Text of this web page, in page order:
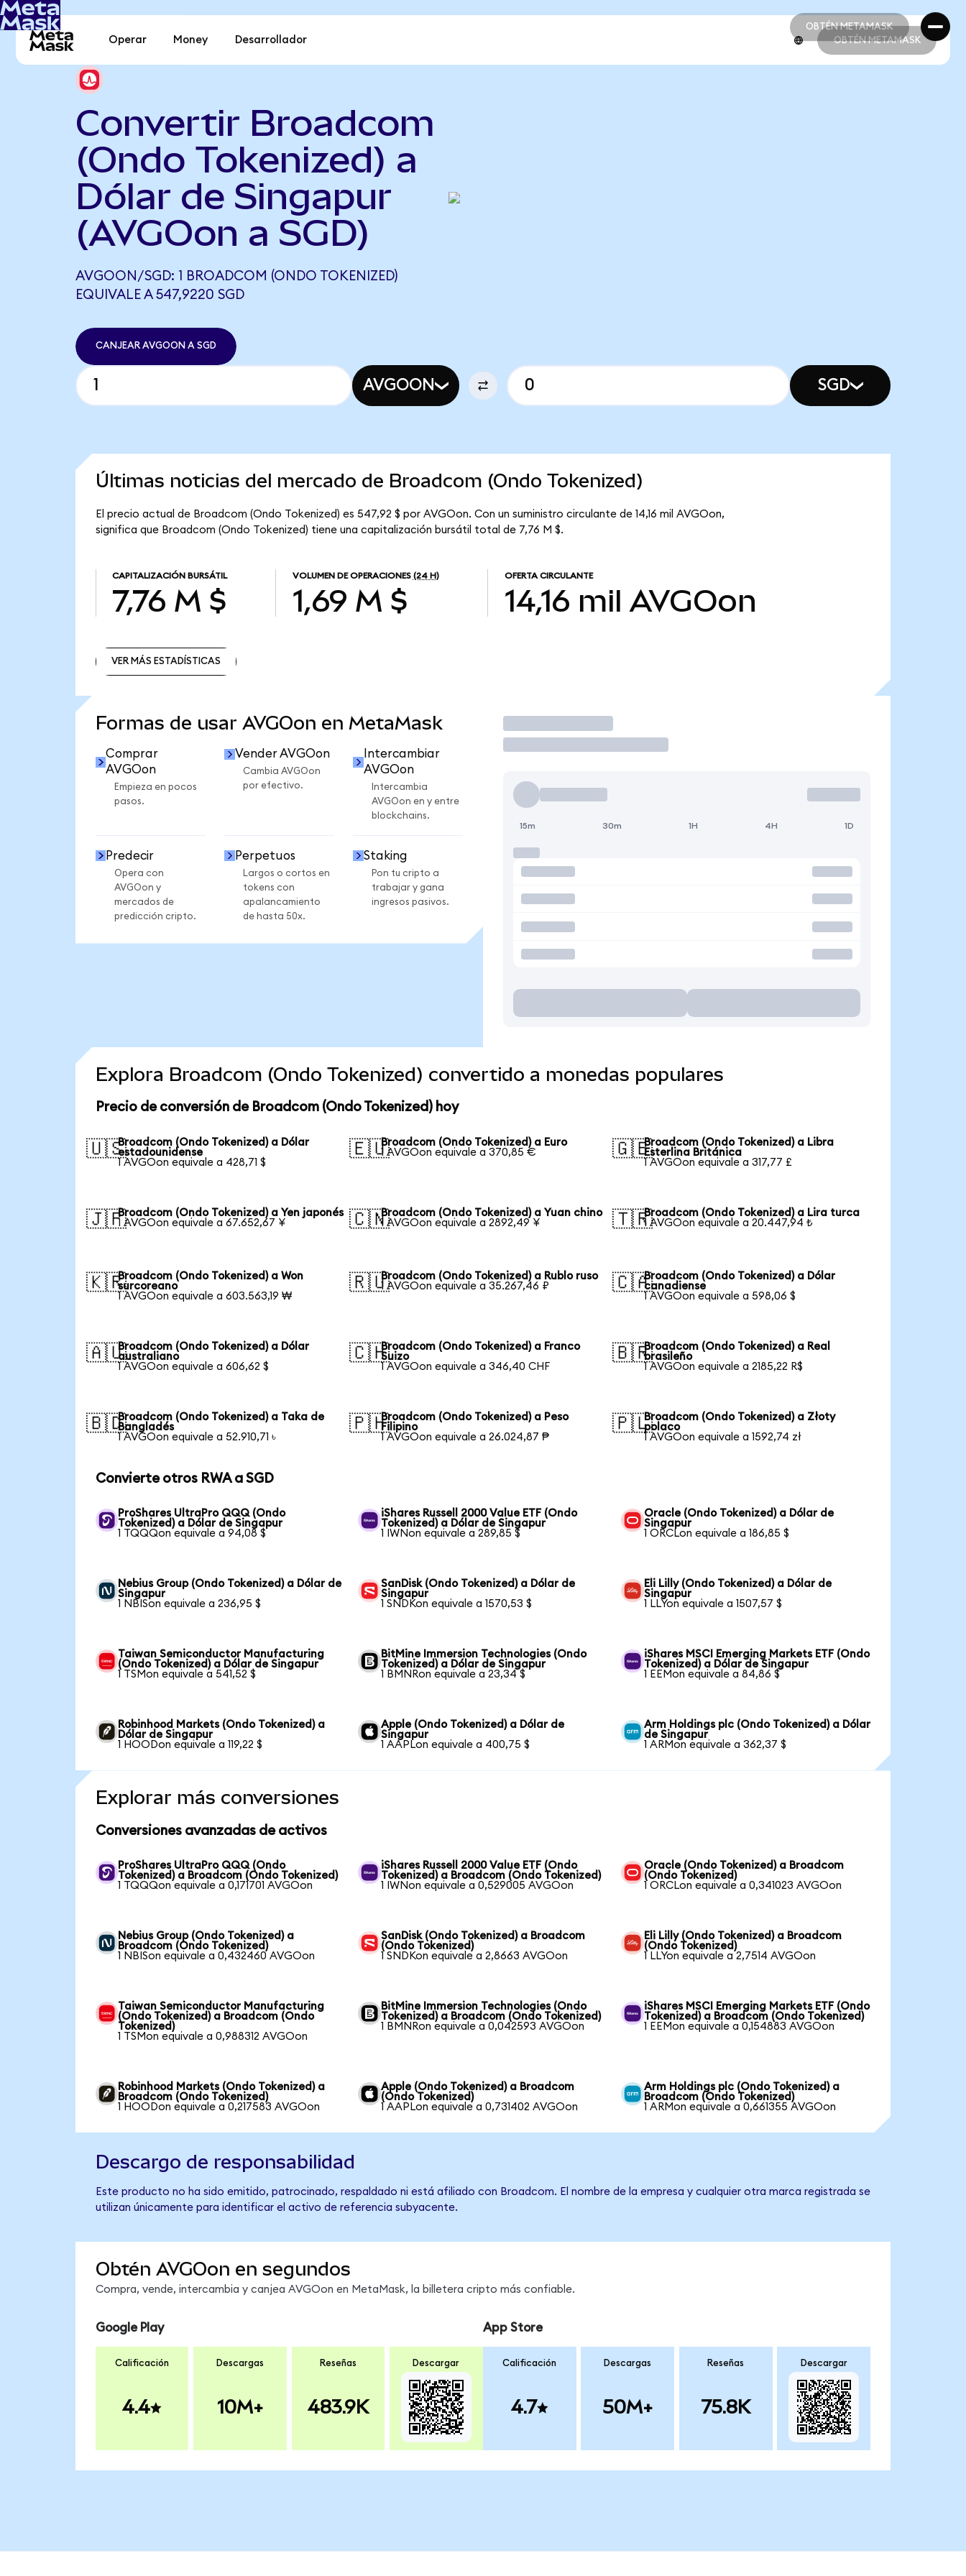
OBTÉN METAMASK
OBTÉN METAMASK
Operar Money Desarrollador OBTÉN METAMASK
Convertir Broadcom
(Ondo Tokenized) a
Dólar de Singapur
(AVGOon a SGD)
AVGOON/SGD: 1 BROADCOM (ONDO TOKENIZED)
EQUIVALE A 547,9220 SGD
CANJEAR AVGOON A SGD
AVGOON SGD
Últimas noticias del mercado de Broadcom (Ondo Tokenized)
El precio actual de Broadcom (Ondo Tokenized) es 547,92 $ por AVGOon. Con un suministro circulante de 14,16 mil AVGOon,
significa que Broadcom (Ondo Tokenized) tiene una capitalización bursátil total de 7,76 M $.
CAPITALIZACIÓN BURSÁTIL
7,76 M $
VOLUMEN DE OPERACIONES (24 H)
1,69 M $
OFERTA CIRCULANTE
14,16 mil AVGOon
VER MÁS ESTADÍSTICAS
Formas de usar AVGOon en MetaMask
Comprar
AVGOon
Empieza en pocos
pasos.
Vender AVGOon
Cambia AVGOon
por efectivo.
Intercambiar
AVGOon
Intercambia
AVGOon en y entre
blockchains.
Predecir
Opera con
AVGOon y
mercados de
predicción cripto.
Perpetuos
Largos o cortos en
tokens con
apalancamiento
de hasta 50x.
Staking
Pon tu cripto a
trabajar y gana
ingresos pasivos.
Operar
15m 30m 1H 4H 1D
Explora Broadcom (Ondo Tokenized) convertido a monedas populares
Precio de conversión de Broadcom (Ondo Tokenized) hoy
🇺🇸Broadcom (Ondo Tokenized) a Dólar
estadounidense
1 AVGOon equivale a 428,71 $
🇪🇺Broadcom (Ondo Tokenized) a Euro
1 AVGOon equivale a 370,85 €
🇬🇧Broadcom (Ondo Tokenized) a Libra
Esterlina Británica
1 AVGOon equivale a 317,77 £
🇯🇵Broadcom (Ondo Tokenized) a Yen japonés
1 AVGOon equivale a 67.652,67 ¥
🇨🇳Broadcom (Ondo Tokenized) a Yuan chino
1 AVGOon equivale a 2892,49 ¥
🇹🇷Broadcom (Ondo Tokenized) a Lira turca
1 AVGOon equivale a 20.447,94 ₺
🇰🇷Broadcom (Ondo Tokenized) a Won
surcoreano
1 AVGOon equivale a 603.563,19 ₩
🇷🇺Broadcom (Ondo Tokenized) a Rublo ruso
1 AVGOon equivale a 35.267,46 ₽
🇨🇦Broadcom (Ondo Tokenized) a Dólar
canadiense
1 AVGOon equivale a 598,06 $
🇦🇺Broadcom (Ondo Tokenized) a Dólar
australiano
1 AVGOon equivale a 606,62 $
🇨🇭Broadcom (Ondo Tokenized) a Franco
Suizo
1 AVGOon equivale a 346,40 CHF
🇧🇷Broadcom (Ondo Tokenized) a Real
brasileño
1 AVGOon equivale a 2185,22 R$
🇧🇩Broadcom (Ondo Tokenized) a Taka de
Bangladés
1 AVGOon equivale a 52.910,71 ৳
🇵🇭Broadcom (Ondo Tokenized) a Peso
Filipino
1 AVGOon equivale a 26.024,87 ₱
🇵🇱Broadcom (Ondo Tokenized) a Złoty
polaco
1 AVGOon equivale a 1592,74 zł
Convierte otros RWA a SGD
ProShares UltraPro QQQ (Ondo
Tokenized) a Dólar de Singapur
1 TQQQon equivale a 94,08 $
iShares Russell 2000 Value ETF (Ondo
Tokenized) a Dólar de Singapur
1 IWNon equivale a 289,85 $
Oracle (Ondo Tokenized) a Dólar de
Singapur
1 ORCLon equivale a 186,85 $
Nebius Group (Ondo Tokenized) a Dólar de
Singapur
1 NBISon equivale a 236,95 $
SanDisk (Ondo Tokenized) a Dólar de
Singapur
1 SNDKon equivale a 1570,53 $
Eli Lilly (Ondo Tokenized) a Dólar de
Singapur
1 LLYon equivale a 1507,57 $
Taiwan Semiconductor Manufacturing
(Ondo Tokenized) a Dólar de Singapur
1 TSMon equivale a 541,52 $
BitMine Immersion Technologies (Ondo
Tokenized) a Dólar de Singapur
1 BMNRon equivale a 23,34 $
iShares MSCI Emerging Markets ETF (Ondo
Tokenized) a Dólar de Singapur
1 EEMon equivale a 84,86 $
Robinhood Markets (Ondo Tokenized) a
Dólar de Singapur
1 HOODon equivale a 119,22 $
Apple (Ondo Tokenized) a Dólar de
Singapur
1 AAPLon equivale a 400,75 $
Arm Holdings plc (Ondo Tokenized) a Dólar
de Singapur
1 ARMon equivale a 362,37 $
Explorar más conversiones
Conversiones avanzadas de activos
ProShares UltraPro QQQ (Ondo
Tokenized) a Broadcom (Ondo Tokenized)
1 TQQQon equivale a 0,171701 AVGOon
iShares Russell 2000 Value ETF (Ondo
Tokenized) a Broadcom (Ondo Tokenized)
1 IWNon equivale a 0,529005 AVGOon
Oracle (Ondo Tokenized) a Broadcom
(Ondo Tokenized)
1 ORCLon equivale a 0,341023 AVGOon
Nebius Group (Ondo Tokenized) a
Broadcom (Ondo Tokenized)
1 NBISon equivale a 0,432460 AVGOon
SanDisk (Ondo Tokenized) a Broadcom
(Ondo Tokenized)
1 SNDKon equivale a 2,8663 AVGOon
Eli Lilly (Ondo Tokenized) a Broadcom
(Ondo Tokenized)
1 LLYon equivale a 2,7514 AVGOon
Taiwan Semiconductor Manufacturing
(Ondo Tokenized) a Broadcom (Ondo
Tokenized)
1 TSMon equivale a 0,988312 AVGOon
BitMine Immersion Technologies (Ondo
Tokenized) a Broadcom (Ondo Tokenized)
1 BMNRon equivale a 0,042593 AVGOon
iShares MSCI Emerging Markets ETF (Ondo
Tokenized) a Broadcom (Ondo Tokenized)
1 EEMon equivale a 0,154883 AVGOon
Robinhood Markets (Ondo Tokenized) a
Broadcom (Ondo Tokenized)
1 HOODon equivale a 0,217583 AVGOon
Apple (Ondo Tokenized) a Broadcom
(Ondo Tokenized)
1 AAPLon equivale a 0,731402 AVGOon
Arm Holdings plc (Ondo Tokenized) a
Broadcom (Ondo Tokenized)
1 ARMon equivale a 0,661355 AVGOon
Descargo de responsabilidad
Este producto no ha sido emitido, patrocinado, respaldado ni está afiliado con Broadcom. El nombre de la empresa y cualquier otra marca registrada se
utilizan únicamente para identificar el activo de referencia subyacente.
Obtén AVGOon en segundos
Compra, vende, intercambia y canjea AVGOon en MetaMask, la billetera cripto más confiable.
Google Play
Calificación
4.4
Descargas
10M+
Reseñas
483.9K
Descargar
App Store
Calificación
4.7
Descargas
50M+
Reseñas
75.8K
Descargar